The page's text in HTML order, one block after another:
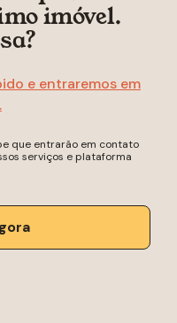
imóvel.
e entraremos em
que entrarão em contato
serviços e plataforma